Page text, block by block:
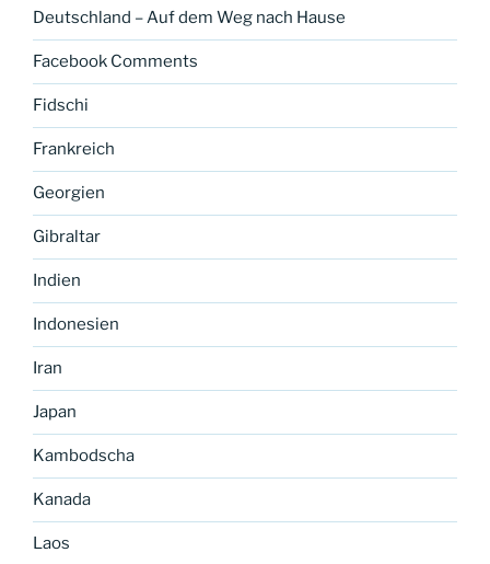
Deutschland – Auf dem Weg nach Hause
Facebook Comments
Fidschi
Frankreich
Georgien
Gibraltar
Indien
Indonesien
Iran
Japan
Kambodscha
Kanada
Laos